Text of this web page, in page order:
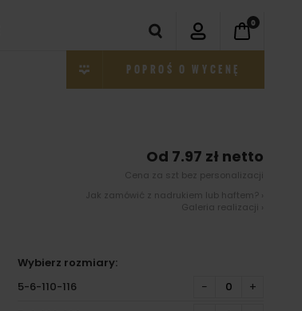
0
POPROŚ O WYCENĘ
Od 7.97 zł netto
Cena za szt bez personalizacji
Jak zamówić z nadrukiem lub haftem? ›
Galeria realizacji ›
Wybierz rozmiary:
5-6-110-116
− +